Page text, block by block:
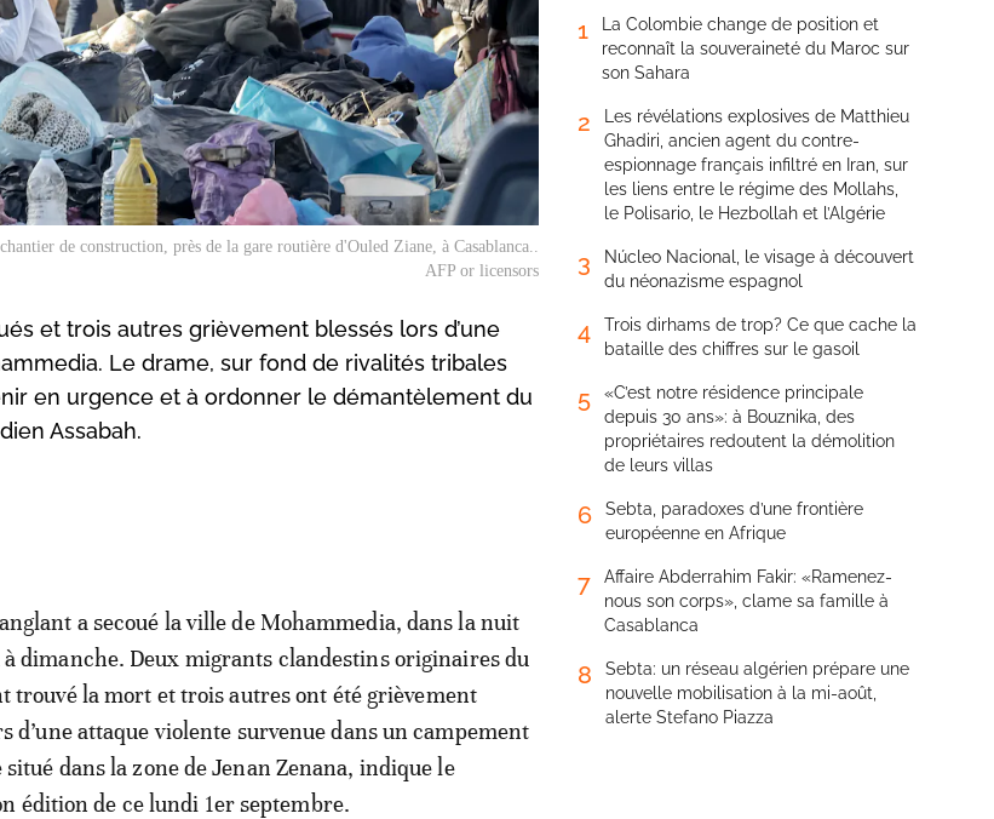
de construction, près de la gare routière d'Ouled Ziane, à Casablanca..
AFP or licensors
et trois autres grièvement blessés lors d’une
Le drame, sur fond de rivalités tribales
en urgence et à ordonner le démantèlement du
Assabah.
a secoué la ville de Mohammedia, dans la nuit
à dimanche. Deux migrants clandestins originaires du
trouvé la mort et trois autres ont été grièvement
d’une attaque violente survenue dans un campement
dans la zone de Jenan Zenana, indique le
édition de ce lundi 1er septembre.
1
La Colombie change de position et
reconnaît la souveraineté du Maroc sur
son Sahara
2
Les révélations explosives de Matthieu
Ghadiri, ancien agent du contre-
espionnage français infiltré en Iran, sur
les liens entre le régime des Mollahs,
le Polisario, le Hezbollah et l’Algérie
3
Núcleo Nacional, le visage à découvert
du néonazisme espagnol
4
Trois dirhams de trop? Ce que cache la
bataille des chiffres sur le gasoil
5
«C’est notre résidence principale
depuis 30 ans»: à Bouznika, des
propriétaires redoutent la démolition
de leurs villas
6
Sebta, paradoxes d’une frontière
européenne en Afrique
7
Affaire Abderrahim Fakir: «Ramenez-
nous son corps», clame sa famille à
Casablanca
8
Sebta: un réseau algérien prépare une
nouvelle mobilisation à la mi-août,
alerte Stefano Piazza